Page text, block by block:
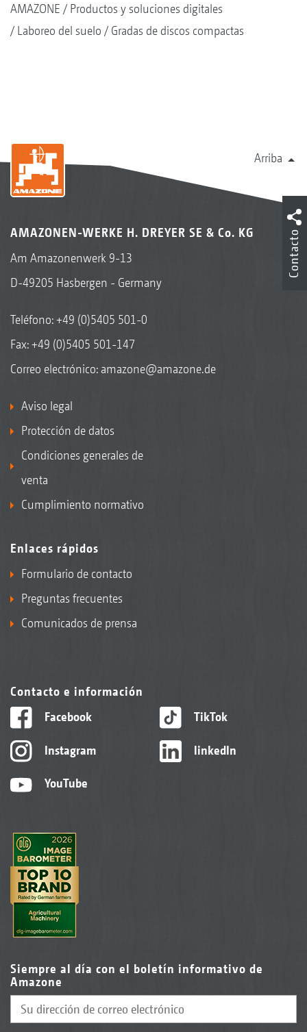
AMAZONE
Productos y soluciones digitales
Laboreo del suelo
Gradas de discos compactas
Arriba
AMAZONEN-WERKE H. DREYER SE & Co. KG
Am Amazonenwerk 9-13
D-49205 Hasbergen - Germany
Teléfono:+49 (0)5405 501-0
Fax: +49 (0)5405 501-147
Correo electrónico: amazone@amazone.de
Aviso legal
Protección de datos
Condiciones generales de
venta
Cumplimiento normativo
Enlaces rápidos
Formulario de contacto
Preguntas frecuentes
Comunicados de prensa
Contacto e información
Facebook
Instagram
YouTube
TikTok
linkedIn
Siempre al día con el boletín informativo de
Amazone
Contacto